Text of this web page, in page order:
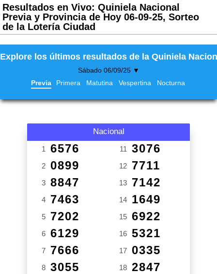
Resultados en Vivo: Quiniela Nacional
Previa y Provincia de Hoy 06-09-25, Sorteo
de la Lotería Ciudad
Explore los últimos resultados de la Quiniela
Sábado 06/09/25 ▼
Previa
Primera Matutina Vespertina Nocturna
Nacional
1 6576
2 0899
3 8847
4 7463
5 7202
6 6129
7 7666
8 3055
11 3076
12 7711
13 7142
14 1649
15 6922
16 5321
17 0335
18 2847